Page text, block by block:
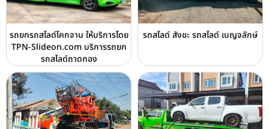
รถยกรถสไลด์โคกจาน ให้บริการโดย
TPN-Slideon.com บริการรถยก
รถสไลด์ถาดกอง
รถสไลด์ สังขะ รถสไลด์ เบญจลักษ์